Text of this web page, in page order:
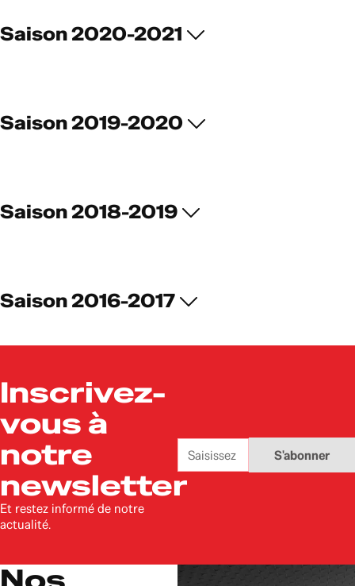
Saison 2020-2021
Saison 2019-2020
Saison 2018-2019
Saison 2016-2017
Inscrivez-
vous à
notre
newsletter
Et restez informé de notre
actualité.
Adresse
mail
S'abonner